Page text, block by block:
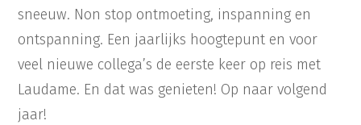
sneeuw. Non stop ontmoeting, inspanning en
ontspanning. Een jaarlijks hoogtepunt en voor
veel nieuwe collega’s de eerste keer op reis met
Laudame. En dat was genieten! Op naar volgend
jaar!